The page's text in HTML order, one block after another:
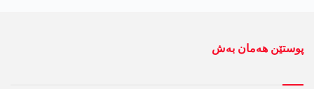
پوستێن ھەمان بەش